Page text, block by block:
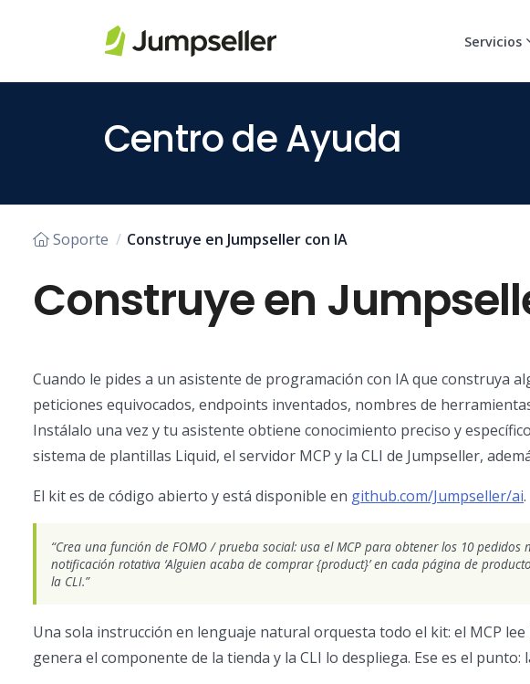
Saltar al contenido principal
Servicios
Centro de Ayuda
Soporte Construye en Jumpseller con IA
Construye en
Cuando le pides a un asistente de programación con IA que construya
peticiones equivocados, endpoints inventados, nombres de
Instálalo una vez y tu asistente obtiene conocimiento preciso y
sistema de plantillas Liquid, el servidor MCP y la CLI de Jumpseller,
El kit es de código abierto y está disponible en github.com/Jumpseller/ai.
“Crea una función de FOMO / prueba social: usa el MCP para obtener los 10
notificación rotativa ‘Alguien acaba de comprar {product}’ en cada página de
la CLI.”
Una sola instrucción en lenguaje natural orquesta todo el kit: el MCP
genera el componente de la tienda y la CLI lo despliega. Ese es el punto: